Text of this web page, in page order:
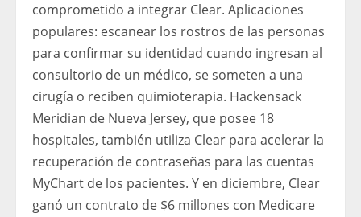
comprometido a integrar Clear. Aplicaciones
populares: escanear los rostros de las personas
para confirmar su identidad cuando ingresan al
consultorio de un médico, se someten a una
cirugía o reciben quimioterapia. Hackensack
Meridian de Nueva Jersey, que posee 18
hospitales, también utiliza Clear para acelerar la
recuperación de contraseñas para las cuentas
MyChart de los pacientes. Y en diciembre, Clear
ganó un contrato de $6 millones con Medicare